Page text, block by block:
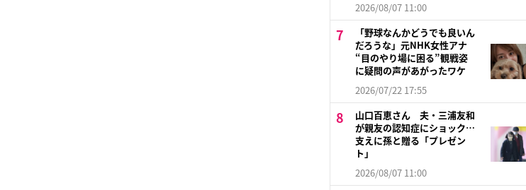
2026/08/07 11:00
「野球なんかどうでも良いん
だろうな」元NHK女性アナ
“目のやり場に困る”観戦姿
に疑問の声があがったワケ
2026/07/22 17:55
山口百恵さん 夫・三浦友和
が親友の認知症にショック…
支えに孫と贈る「プレゼン
ト」
2026/08/07 11:00